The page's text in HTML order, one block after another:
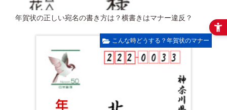
年賀状の正しい宛名の書き方は？横書きはマナー違反？
こんな時どうする？年賀状のマナー